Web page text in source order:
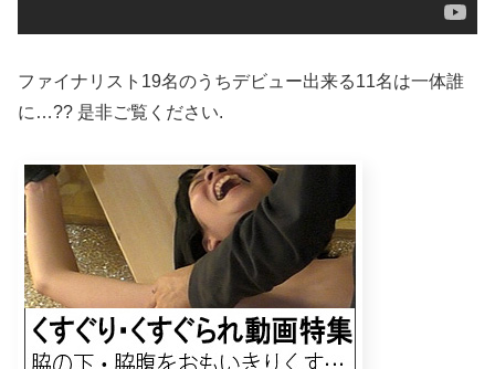
ファイナリスト19名のうちデビュー出来る11名は一体誰
に…?? 是非ご覧ください.